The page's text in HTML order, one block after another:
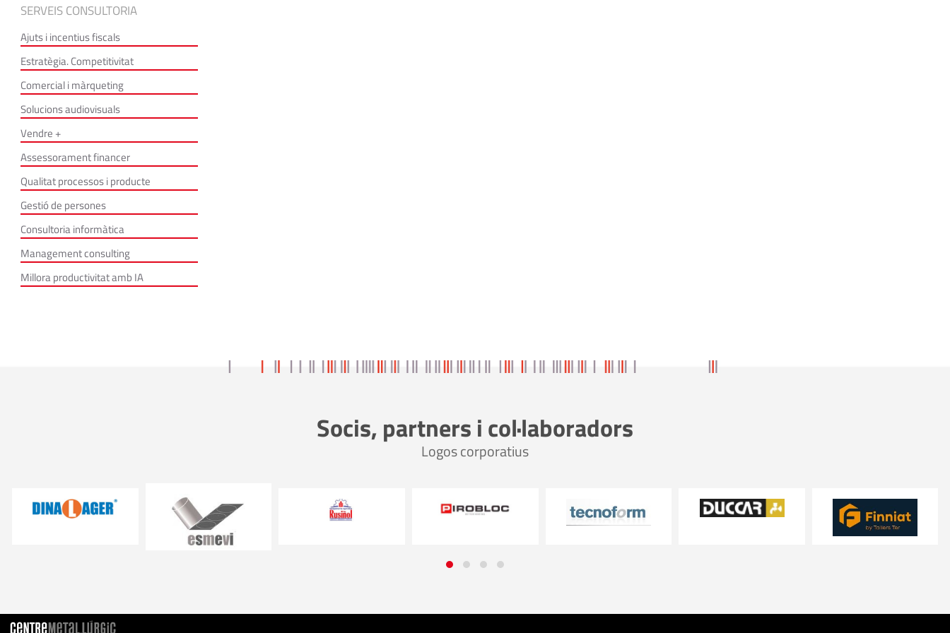
SERVEIS CONSULTORIA
Ajuts i incentius fiscals
Estratègia. Competitivitat
Comercial i màrqueting
Solucions audiovisuals
Vendre +
Assessorament financer
Qualitat processos i producte
Gestió de persones
Consultoria informàtica
Management consulting
Millora productivitat amb IA
Socis, partners i col·laboradors
Logos corporatius